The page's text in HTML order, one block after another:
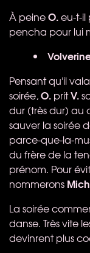
À peineO.eu-t-il
pencha pour lui
Pensant qu'il
soirée,O. pritV.
dur (très dur) au
sauver la soirée
parce-que-la-
du frère de la
prénom. Pour
nommerons
La soirée
danse. Très vite
devinrent plus